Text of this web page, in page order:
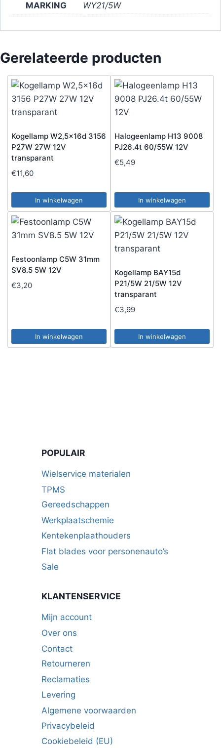
MARKING WY21/5W
Gerelateerde producten
Kogellamp W2,5x16d 3156
P27W 27W 12V
transparant
€11,60
In winkelwagen
Halogeenlamp H13 9008
PJ26.4t 60/55W 12V
€5,49
In winkelwagen
Festoonlamp C5W 31mm
SV8.5 5W 12V
€3,20
In winkelwagen
Kogellamp BAY15d
P21/5W 21/5W 12V
transparant
€3,99
In winkelwagen
POPULAIR
Wielservice materialen
TPMS
Gereedschappen
Werkplaatschemie
Kentekenplaathouders
Flat blades voor personenauto’s
Sale
KLANTENSERVICE
Mijn account
Over ons
Contact
Retourneren
Reclamaties
Levering
Algemene voorwaarden
Privacybeleid
Cookiebeleid (EU)